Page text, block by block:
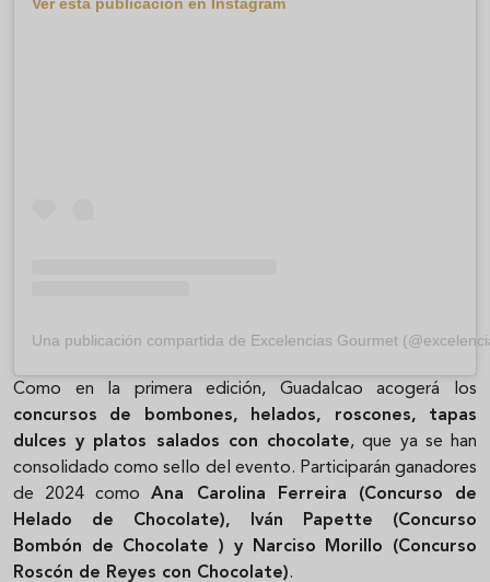
Ver esta publicación en Instagram
Una publicación compartida de Excelencias Gourmet
Como en la primera edición, Guadalcao acogerá los
concursos de bombones, helados, roscones, tapas
dulces y platos salados con chocolate, que ya se han
consolidado como sello del evento. Participarán ganadores
de 2024 comoAna Carolina Ferreira (Concurso de
Helado de Chocolate), Iván Papette (Concurso
Bombón de Chocolate ) y Narciso Morillo (Concurso
Roscón de Reyes con Chocolate).